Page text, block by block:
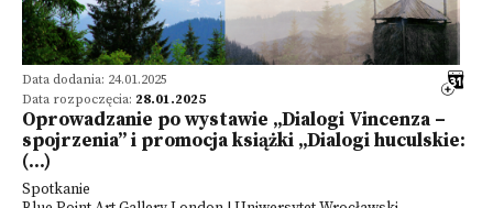
Data dodania: 24.01.2025
Data rozpoczęcia: 28.01.2025
Oprowadzanie po wystawie „Dialogi Vincenza –
spojrzenia” i promocja książki „Dialogi huculskie:
(...)
Spotkanie